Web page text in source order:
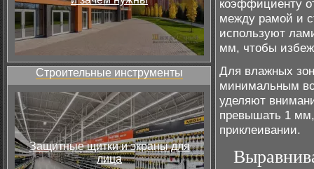
Строительные инструменты
Защитные щитки и экраны для
лица
коэффициенту
между рамой и
используют
мм, чтобы
Для влажных
минимальным
уделяют
превышать 1
приклеивании.